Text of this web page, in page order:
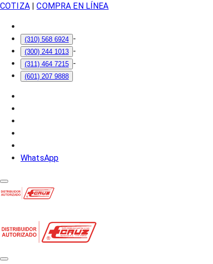
COTIZA| COMPRA EN LÍNEA
(310) 568 6924 -
(300) 244 1013 -
(311) 464 7215 -
(601) 207 9888
WhatsApp